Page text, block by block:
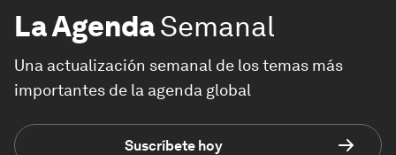
La AgendaSemanal
Una actualización semanal de los temas más
importantes de la agenda global
Suscríbete hoy